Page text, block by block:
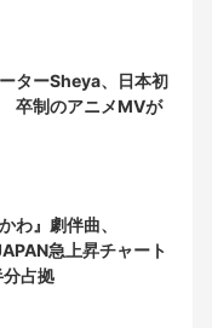
ターSheya、日本初
卒制のアニメMVが
わ』劇伴曲、
急上昇チャート
占拠